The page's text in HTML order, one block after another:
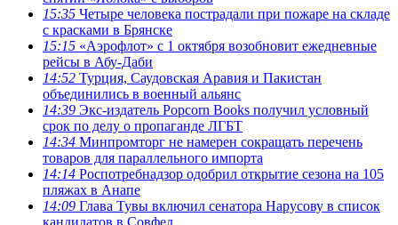
15:35 Четыре человека пострадали при пожаре на складе
с красками в Брянске
15:15 «Аэрофлот» с 1 октября возобновит ежедневные
рейсы в Абу-Даби
14:52 Турция, Саудовская Аравия и Пакистан
объединились в военный альянс
14:39 Экс-издатель Popcorn Books получил условный
срок по делу о пропаганде ЛГБТ
14:34 Минпромторг не намерен сокращать перечень
товаров для параллельного импорта
14:14 Роспотребнадзор одобрил открытие сезона на 105
пляжах в Анапе
14:09 Глава Тувы включил сенатора Нарусову в список
кандидатов в Совфед